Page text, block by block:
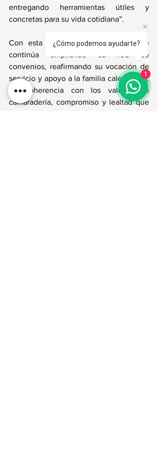
entregando herramientas útiles y
concretas para su vida cotidiana”.
Con esta nueva alianza, el Caleuche
continúa ampliando su red de
convenios, reafirmando su vocación de
servicio y apoyo a la familia caleuchana,
en coherencia con los valores de
camaradería, compromiso y lealtad que
¿Cómo podemos ayudarte?
1